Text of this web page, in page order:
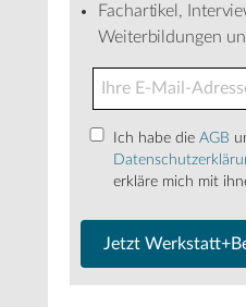
Fachartikel,
Weiterbildungen
Ich habe die AGB
erkläre mich mit
Jetzt